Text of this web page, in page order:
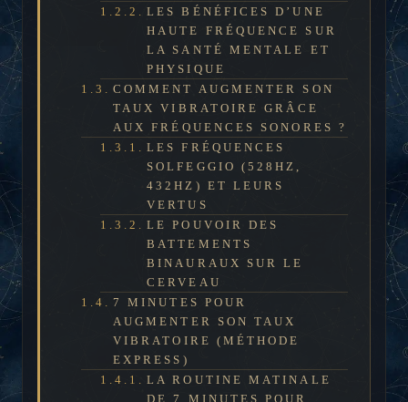
LES BÉNÉFICES D’UNE
HAUTE FRÉQUENCE SUR
LA SANTÉ MENTALE ET
PHYSIQUE
COMMENT AUGMENTER SON
TAUX VIBRATOIRE GRÂCE
AUX FRÉQUENCES SONORES ?
LES FRÉQUENCES
SOLFEGGIO (528HZ,
432HZ) ET LEURS
VERTUS
LE POUVOIR DES
BATTEMENTS
BINAURAUX SUR LE
CERVEAU
7 MINUTES POUR
AUGMENTER SON TAUX
VIBRATOIRE (MÉTHODE
EXPRESS)
LA ROUTINE MATINALE
DE 7 MINUTES POUR